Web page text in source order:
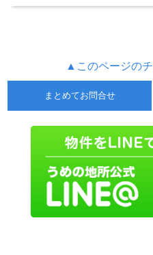
▲このページの
まとめてお問合せ